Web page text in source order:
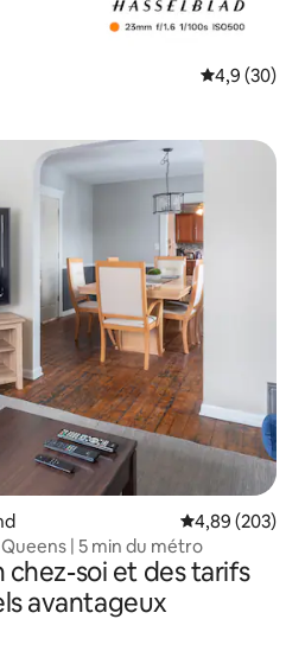
Évaluation
4,9 (30)
Évaluation
4,89 (203)
| 5 min du métro
soi et des tarifs
avantageux